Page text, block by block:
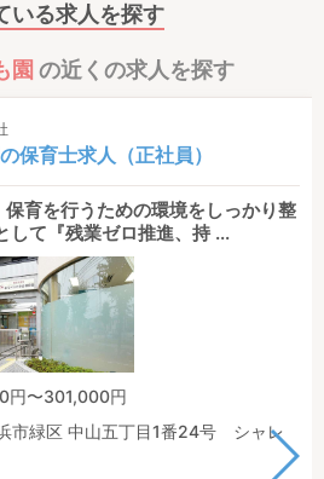
いる求人を探す
園 の近くの求人を探す
保育士求人（正社員）
育を行うための環境をしっかり整
して『残業ゼロ推進、持 ...
円〜301,000円
市緑区 中山五丁目1番24号 シャレ